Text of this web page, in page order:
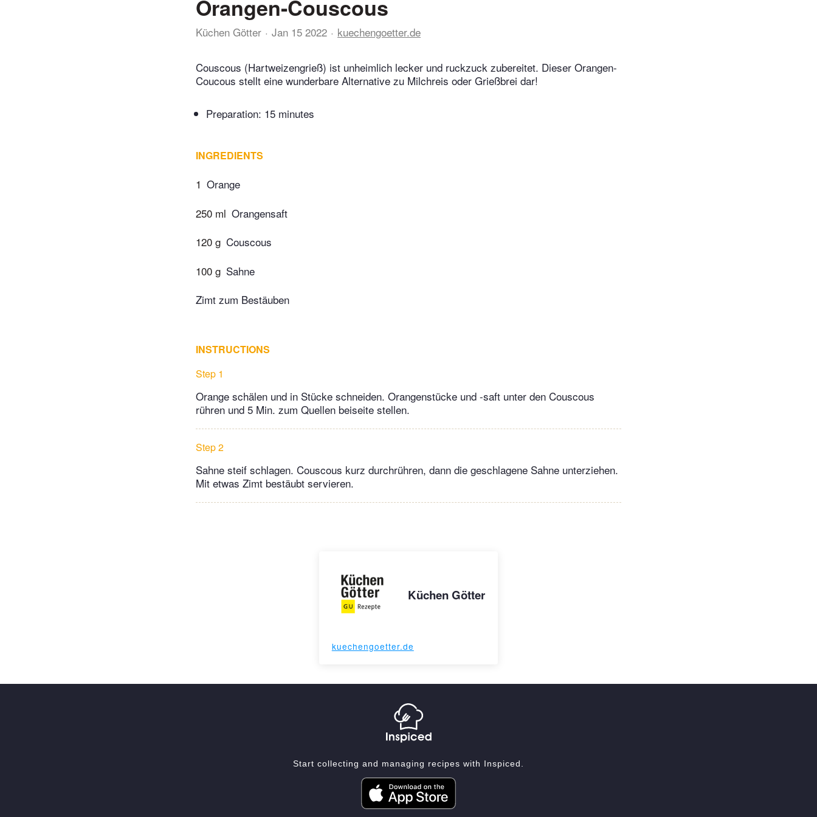
Orangen-Couscous
Küchen Götter Jan 15 2022 kuechengoetter.de
Couscous (Hartweizengrieß) ist unheimlich lecker und ruckzuck zubereitet. Dieser Orangen-
Coucous stellt eine wunderbare Alternative zu Milchreis oder Grießbrei dar!
Preparation: 15 minutes
INGREDIENTS
1 Orange
250 ml Orangensaft
120 g Couscous
100 g Sahne
Zimt zum Bestäuben
INSTRUCTIONS
Step 1
Orange schälen und in Stücke schneiden. Orangenstücke und -saft unter den Couscous
rühren und 5 Min. zum Quellen beiseite stellen.
Step 2
Sahne steif schlagen. Couscous kurz durchrühren, dann die geschlagene Sahne unterziehen.
Mit etwas Zimt bestäubt servieren.
Küchen Götter
kuechengoetter.de
Start collecting and managing recipes with Inspiced.